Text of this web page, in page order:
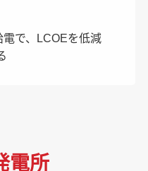
で、LCOEを低減
電所